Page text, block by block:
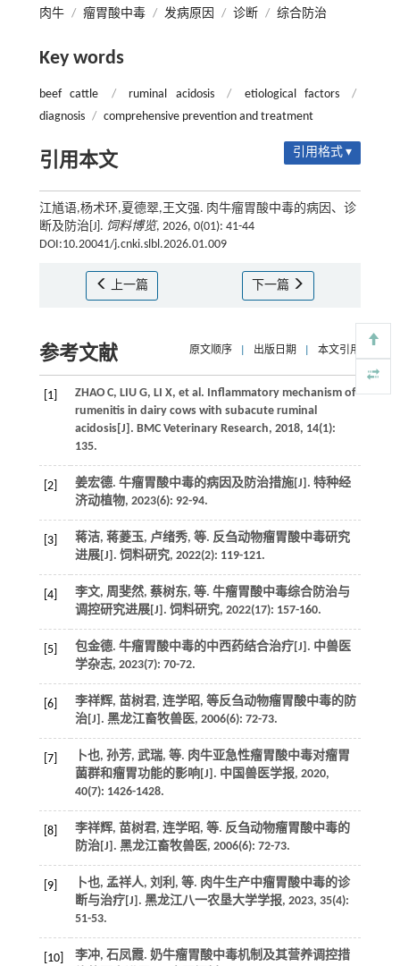
肉牛 / 瘤胃酸中毒 / 发病原因 / 诊断 / 综合防治
Key words
beef cattle / ruminal acidosis / etiological factors
/
diagnosis / comprehensive prevention and treatment
引用本文 引用格式 ▾
江馗语,杨术环,夏德翠,王文强. 肉牛瘤胃酸中毒的病因、诊
断及防治[J]. 饲料博览, 2026, 0(01): 41-44
DOI:10.20041/j.cnki.slbl.2026.01.009
上一篇 下一篇
参考文献 原文顺序 出版日期 本文引用
[1] ZHAO C, LIU G, LI X, et al. Inflammatory mechanism of
rumenitis in dairy cows with subacute ruminal
acidosis[J]. BMC Veterinary Research, 2018, 14(1):
135.
[2] 姜宏德. 牛瘤胃酸中毒的病因及防治措施[J]. 特种经
济动植物, 2023(6): 92-94.
[3] 蒋洁, 蒋菱玉, 卢绪秀, 等. 反刍动物瘤胃酸中毒研究
进展[J]. 饲料研究, 2022(2): 119-121.
[4] 李文, 周斐然, 蔡树东, 等. 牛瘤胃酸中毒综合防治与
调控研究进展[J]. 饲料研究, 2022(17): 157-160.
[5] 包金德. 牛瘤胃酸中毒的中西药结合治疗[J]. 中兽医
学杂志, 2023(7): 70-72.
[6]
李祥辉, 苗树君, 连学昭, 等反刍动物瘤胃酸中毒的防
治[J]. 黑龙江畜牧兽医, 2006(6): 72-73.
[7] 卜也, 孙芳, 武瑞, 等. 肉牛亚急性瘤胃酸中毒对瘤胃
菌群和瘤胃功能的影响[J]. 中国兽医学报, 2020,
40(7): 1426-1428.
[8] 李祥辉, 苗树君, 连学昭, 等. 反刍动物瘤胃酸中毒的
防治[J]. 黑龙江畜牧兽医, 2006(6): 72-73.
[9] 卜也, 孟祥人, 刘利, 等. 肉牛生产中瘤胃酸中毒的诊
断与治疗[J]. 黑龙江八一农垦大学学报, 2023, 35(4):
51-53.
[10]
李冲, 石凤霞. 奶牛瘤胃酸中毒机制及其营养调控措